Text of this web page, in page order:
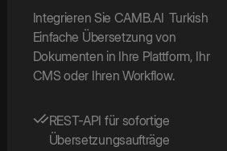
Integrieren Sie CAMB.AI Turkish
Einfache Übersetzung von
Dokumenten in Ihre Plattform, Ihr
CMS oder Ihren Workflow.
REST-API für sofortige
Übersetzungsaufträge